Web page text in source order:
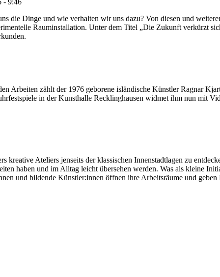
die Dinge und wie verhalten wir uns dazu? Von diesen und
Rauminstallation. Unter dem Titel „Die Zukunft verkürzt
Arbeiten zählt der 1976 geborene isländische Künstler Ragnar
in der Kunsthalle Recklinghausen widmet ihm nun mit
kreative Ateliers jenseits der klassischen Innenstadtlagen zu
haben und im Alltag leicht übersehen werden. Was als kleine
und bildende Künstler:innen öffnen ihre Arbeitsräume und